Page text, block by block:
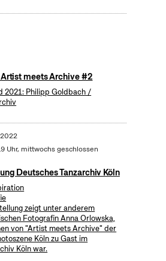
meets Archive #2
2021: Philipp Goldbach /
Uhr, mittwochs geschlossen
Deutsches Tanzarchiv Köln
zeigt unter anderem
Fotografin Anna Orlowska,
von "Artist meets Archive" der
Köln zu Gast im
Köln war.